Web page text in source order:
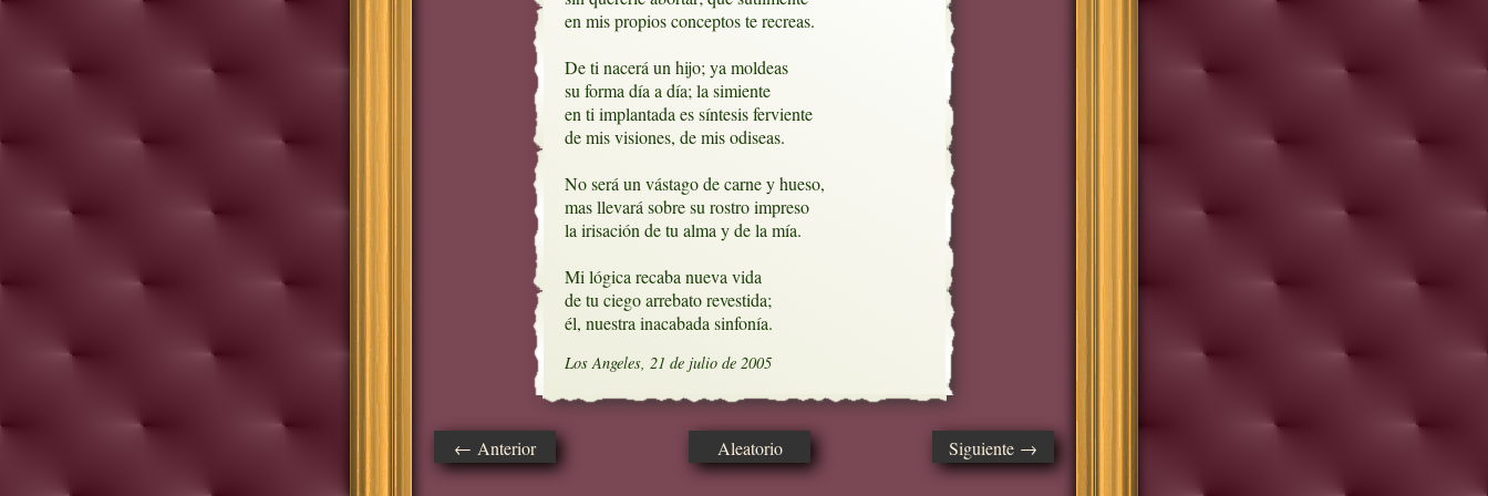
en mis propios conceptos te recreas.
De ti nacerá un hijo; ya moldeas
su forma día a día; la simiente
en ti implantada es síntesis ferviente
de mis visiones, de mis odiseas.
No será un vástago de carne y hueso,
mas llevará sobre su rostro impreso
la irisación de tu alma y de la mía.
Mi lógica recaba nueva vida
de tu ciego arrebato revestida;
él, nuestra inacabada sinfonía.
Los Angeles, 21 de julio de 2005
← Anterior Aleatorio Siguiente →